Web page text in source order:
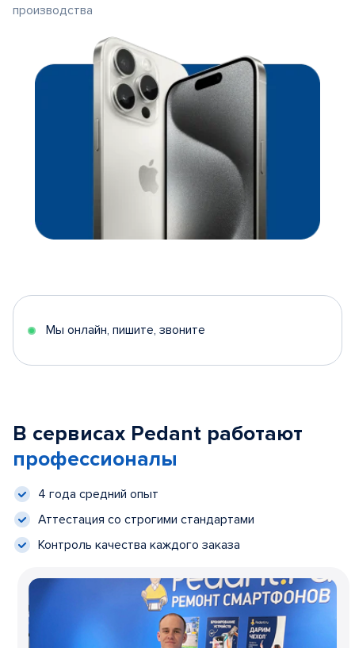
производства
Мы онлайн, пишите, звоните
В сервисах Pedant работают
профессионалы
4 года средний опыт
Аттестация со строгими стандартами
Контроль качества каждого заказа